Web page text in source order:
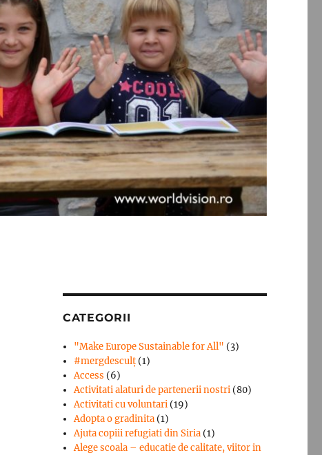
CATEGORII
"Make Europe Sustainable for All" (3)
#mergdesculţ (1)
Access (6)
Activitati alaturi de partenerii nostri (80)
Activitati cu voluntari (19)
Adopta o gradinita (1)
Ajuta copiii refugiati din Siria (1)
Alege scoala – educatie de calitate, viitor in